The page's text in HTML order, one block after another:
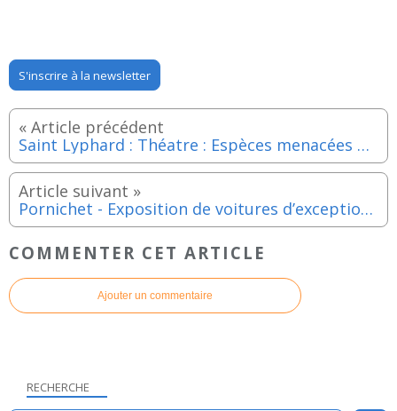
S'inscrire à la newsletter
Saint Lyphard : Théatre : Espèces menacées par les Trois coups lyphardais - COMPLET du 28 février au 29 mars 2026
Pornichet - Exposition de voitures d’exception - Samedi 4 avril 2026
COMMENTER CET ARTICLE
Ajouter un commentaire
RECHERCHE